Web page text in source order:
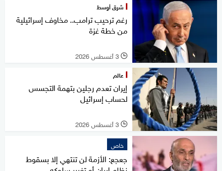
شرق أوسط
رغم ترحيب ترامب.. مخاوف إسرائيلية
من خطة غزة
l 3 أغسطس 2026
عالم
إيران تعدم رجلين بتهمة التجسس
لحساب إسرائيل
l 3 أغسطس 2026
خاص
جعجع: الأزمة لن تنتهي إلا بسقوط